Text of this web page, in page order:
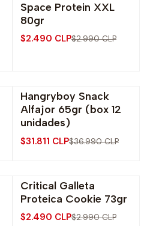
-17% OFF
Space Protein XXL
80gr
$2.490 CLP$2.990 CLP
-14% OFF
Hangryboy Snack
Alfajor 65gr (box 12
unidades)
$31.811 CLP$36.990 CLP
-17% OFF
Critical Galleta
Proteica Cookie 73gr
$2.490 CLP$2.990 CLP